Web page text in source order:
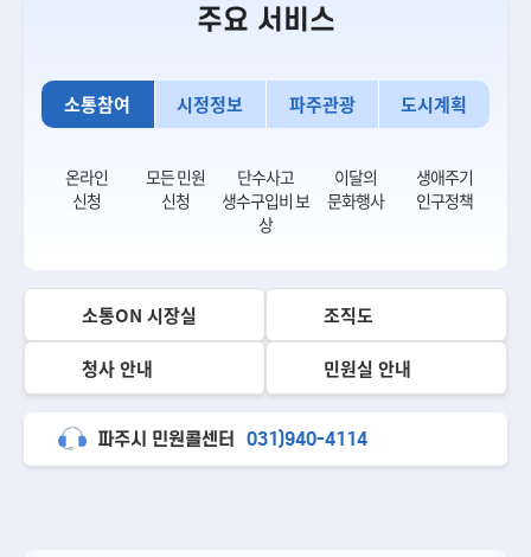
주요 서비스
소통참여 시정정보 파주관광 도시계획
온라인
신청
모든 민원
신청
단수사고
생수구입비 보
상
이달의
문화행사
생애주기
인구정책
소통ON 시장실 조직도
청사 안내 민원실 안내
파주시 민원콜센터 031)940-4114